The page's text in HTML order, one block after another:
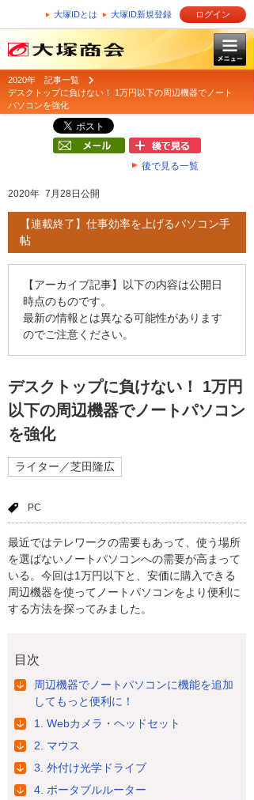
大塚IDとは 大塚ID新規登録 ログイン
2020年 記事一覧
デスクトップに負けない！ 1万円以下の周辺機器でノート
パソコンを強化
後で見る一覧
2020年 7月28日公開
【連載終了】仕事効率を上げるパソコン手
帖
【アーカイブ記事】以下の内容は公開日
時点のものです。
最新の情報とは異なる可能性があります
のでご注意ください。
デスクトップに負けない！ 1万円
以下の周辺機器でノートパソコン
を強化
ライター／芝田隆広
PC
最近ではテレワークの需要もあって、使う場所
を選ばないノートパソコンへの需要が高まって
いる。今回は1万円以下と、安価に購入できる
周辺機器を使ってノートパソコンをより便利に
する方法を探ってみました。
目次
周辺機器でノートパソコンに機能を追加
してもっと便利に！
1. Webカメラ・ヘッドセット
2. マウス
3. 外付け光学ドライブ
4. ポータブルルーター